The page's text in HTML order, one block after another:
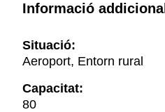
Informació addicional
Situació:
Aeroport, Entorn rural
Capacitat:
80